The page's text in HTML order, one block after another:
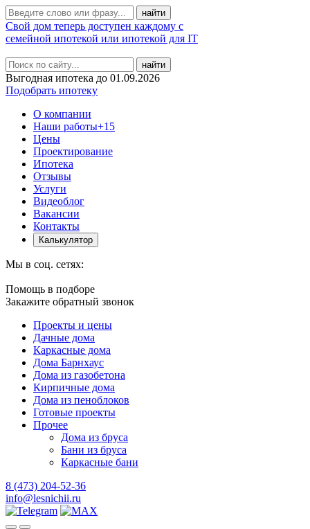
Свой дом теперь доступен каждому с
семейной ипотекой или ипотекой для IT
найти
Выгодная ипотека до 01.09.2026
Подобрать ипотеку
О компании
Наши работы+15
Цены
Проектирование
Ипотека
Отзывы
Услуги
Видеоблог
Вакансии
Контакты
Калькулятор
Мы в соц. сетях:
Помощь в подборе
Закажите обратный звонок
Проекты и цены
Дачные дома
Каркасные дома
Дома Барнхаус
Дома из газобетона
Кирпичные дома
Дома из пеноблоков
Готовые проекты
Прочее
Дома из бруса
Бани из бруса
Каркасные бани
8 (473) 204-52-36
info@lesnichii.ru